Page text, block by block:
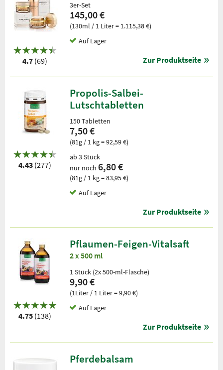
4.7 (69)
3er-Set
145,00 €
(130ml / 1 Liter = 1.115,38 €)
Auf Lager
Zur Produktseite
4.43 (277)
Propolis-Salbei-
Lutschtabletten
150 Tabletten
7,50 €
(81g / 1 kg = 92,59 €)
ab 3 Stück
nur noch 6,80 €
(81g / 1 kg = 83,95 €)
Auf Lager
Zur Produktseite
4.75 (138)
Pflaumen-Feigen-Vitalsaft
2 x 500 ml
1 Stück (2x 500-ml-Flasche)
9,90 €
(1Liter / 1 Liter = 9,90 €)
Auf Lager
Zur Produktseite
Pferdebalsam